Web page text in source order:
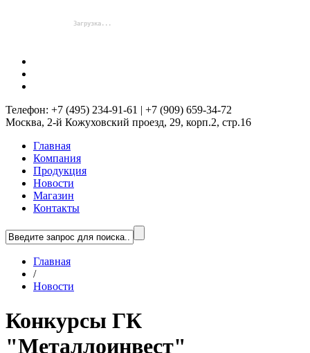
Телефон: +7 (495) 234-91-61 | +7 (909) 659-34-72
Москва, 2-й Кожуховский проезд, 29, корп.2, стр.16
Главная
Компания
Продукция
Новости
Магазин
Контакты
Главная
/
Новости
Конкурсы ГК
"Металлоинвест"